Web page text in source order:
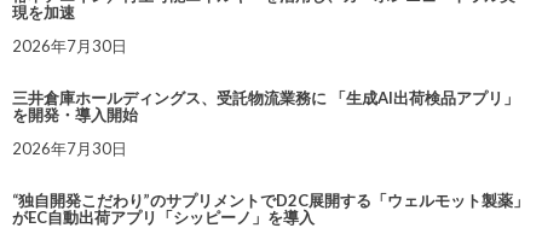
現を加速
2026年7月30日
三井倉庫ホールディングス、受託物流業務に 「生成AI出荷検品アプリ」
を開発・導入開始
2026年7月30日
“独自開発こだわり”のサプリメントでD2C展開する「ウェルモット製薬」
がEC自動出荷アプリ「シッピーノ」を導入